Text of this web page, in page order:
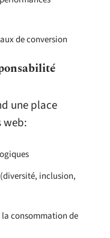
de conversion
une place
web:
(diversité, inclusion,
consommation de